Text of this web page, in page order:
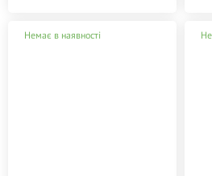
Немає в наявності